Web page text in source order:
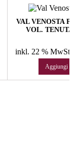
VAL VENOSTA
VOL. TENUTA
inkl. 22 % MwSt.
Aggiungi al